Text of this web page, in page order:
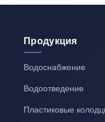
Продукция
Водоснабжение
Водоотведение
Пластиковые